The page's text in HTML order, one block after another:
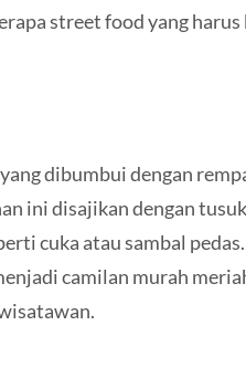
street food yang harus
dibumbui dengan
ini disajikan dengan
cuka atau sambal
camilan murah